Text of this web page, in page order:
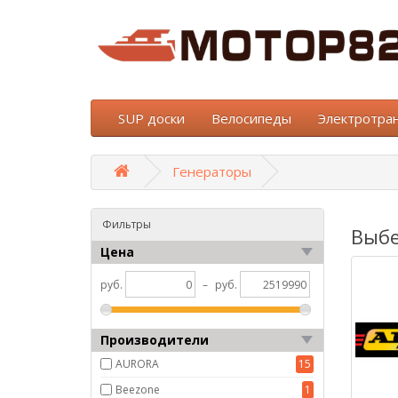
SUP доски Велосипеды
Генераторы
Фильтры
Цена
руб. – руб.
Производители
AURORA
15
Beezone
1